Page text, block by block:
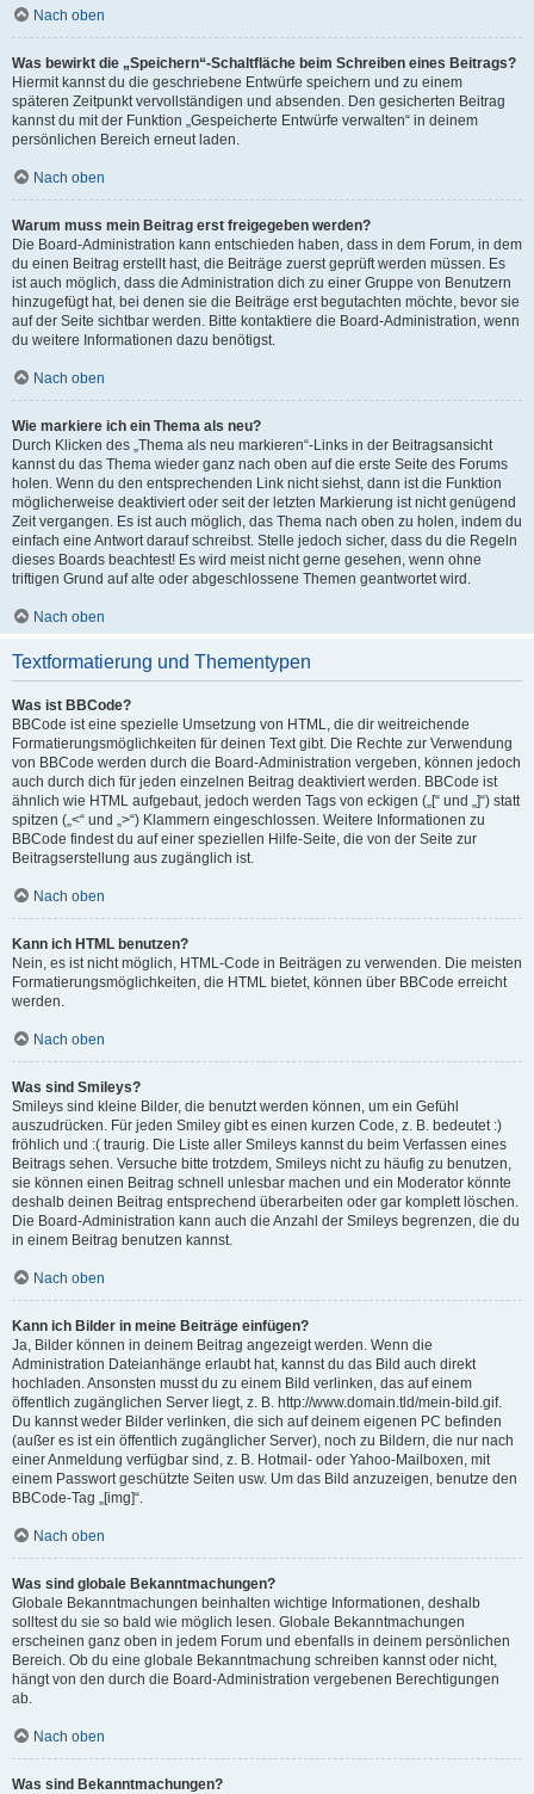
Nach oben
Was bewirkt die „Speichern“-Schaltfläche beim Schreiben eines Beitrags?
Hiermit kannst du die geschriebene Entwürfe speichern und zu einem
späteren Zeitpunkt vervollständigen und absenden. Den gesicherten Beitrag
kannst du mit der Funktion „Gespeicherte Entwürfe verwalten“ in deinem
persönlichen Bereich erneut laden.
Nach oben
Warum muss mein Beitrag erst freigegeben werden?
Die Board-Administration kann entschieden haben, dass in dem Forum, in dem
du einen Beitrag erstellt hast, die Beiträge zuerst geprüft werden müssen. Es
ist auch möglich, dass die Administration dich zu einer Gruppe von Benutzern
hinzugefügt hat, bei denen sie die Beiträge erst begutachten möchte, bevor sie
auf der Seite sichtbar werden. Bitte kontaktiere die Board-Administration, wenn
du weitere Informationen dazu benötigst.
Nach oben
Wie markiere ich ein Thema als neu?
Durch Klicken des „Thema als neu markieren“-Links in der Beitragsansicht
kannst du das Thema wieder ganz nach oben auf die erste Seite des Forums
holen. Wenn du den entsprechenden Link nicht siehst, dann ist die Funktion
möglicherweise deaktiviert oder seit der letzten Markierung ist nicht genügend
Zeit vergangen. Es ist auch möglich, das Thema nach oben zu holen, indem du
einfach eine Antwort darauf schreibst. Stelle jedoch sicher, dass du die Regeln
dieses Boards beachtest! Es wird meist nicht gerne gesehen, wenn ohne
triftigen Grund auf alte oder abgeschlossene Themen geantwortet wird.
Nach oben
Textformatierung und Thementypen
Was ist BBCode?
BBCode ist eine spezielle Umsetzung von HTML, die dir weitreichende
Formatierungsmöglichkeiten für deinen Text gibt. Die Rechte zur Verwendung
von BBCode werden durch die Board-Administration vergeben, können jedoch
auch durch dich für jeden einzelnen Beitrag deaktiviert werden. BBCode ist
ähnlich wie HTML aufgebaut, jedoch werden Tags von eckigen („[“ und „]“) statt
spitzen („<“ und „>“) Klammern eingeschlossen. Weitere Informationen zu
BBCode findest du auf einer speziellen Hilfe-Seite, die von der Seite zur
Beitragserstellung aus zugänglich ist.
Nach oben
Kann ich HTML benutzen?
Nein, es ist nicht möglich, HTML-Code in Beiträgen zu verwenden. Die meisten
Formatierungsmöglichkeiten, die HTML bietet, können über BBCode erreicht
werden.
Nach oben
Was sind Smileys?
Smileys sind kleine Bilder, die benutzt werden können, um ein Gefühl
auszudrücken. Für jeden Smiley gibt es einen kurzen Code, z. B. bedeutet :)
fröhlich und :( traurig. Die Liste aller Smileys kannst du beim Verfassen eines
Beitrags sehen. Versuche bitte trotzdem, Smileys nicht zu häufig zu benutzen,
sie können einen Beitrag schnell unlesbar machen und ein Moderator könnte
deshalb deinen Beitrag entsprechend überarbeiten oder gar komplett löschen.
Die Board-Administration kann auch die Anzahl der Smileys begrenzen, die du
in einem Beitrag benutzen kannst.
Nach oben
Kann ich Bilder in meine Beiträge einfügen?
Ja, Bilder können in deinem Beitrag angezeigt werden. Wenn die
Administration Dateianhänge erlaubt hat, kannst du das Bild auch direkt
hochladen. Ansonsten musst du zu einem Bild verlinken, das auf einem
öffentlich zugänglichen Server liegt, z. B. http://www.domain.tld/mein-bild.gif.
Du kannst weder Bilder verlinken, die sich auf deinem eigenen PC befinden
(außer es ist ein öffentlich zugänglicher Server), noch zu Bildern, die nur nach
einer Anmeldung verfügbar sind, z. B. Hotmail- oder Yahoo-Mailboxen, mit
einem Passwort geschützte Seiten usw. Um das Bild anzuzeigen, benutze den
BBCode-Tag „[img]“.
Nach oben
Was sind globale Bekanntmachungen?
Globale Bekanntmachungen beinhalten wichtige Informationen, deshalb
solltest du sie so bald wie möglich lesen. Globale Bekanntmachungen
erscheinen ganz oben in jedem Forum und ebenfalls in deinem persönlichen
Bereich. Ob du eine globale Bekanntmachung schreiben kannst oder nicht,
hängt von den durch die Board-Administration vergebenen Berechtigungen
ab.
Nach oben
Was sind Bekanntmachungen?